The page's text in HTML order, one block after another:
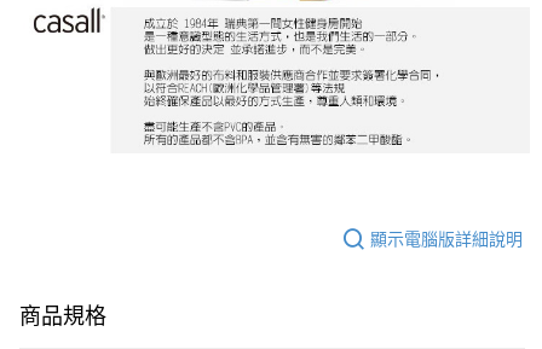
顯示電腦版詳細說明
商品規格